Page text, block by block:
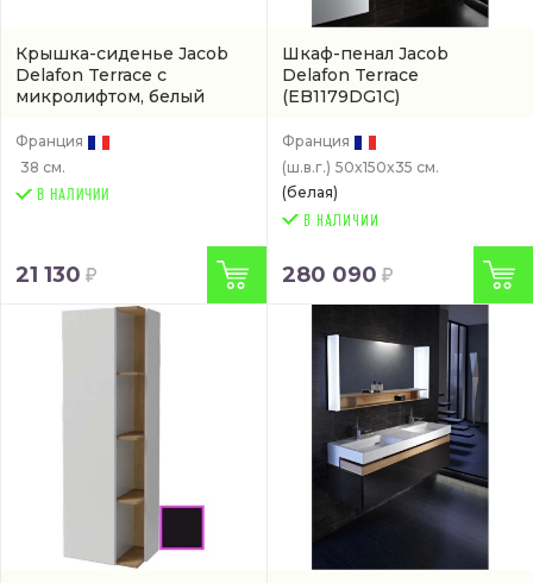
Крышка-сиденье Jacob
Delafon Terrace с
микролифтом, белый
Франция
38 см.
В НАЛИЧИИ
21 130
Шкаф-пенал Jacob
Delafon Terrace
(EB1179DG1C)
Франция
(ш.в.г.) 50x150x35 см.
(белая)
280 090